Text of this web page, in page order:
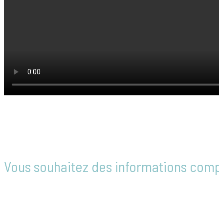
Vous souhaitez des informations